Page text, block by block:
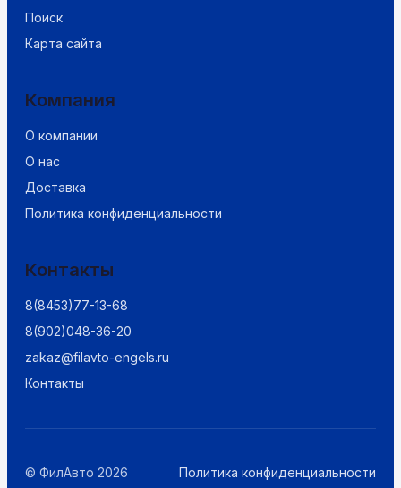
Поиск
Карта сайта
Компания
О компании
О нас
Доставка
Политика конфиденциальности
Контакты
8(8453)77-13-68
8(902)048-36-20
zakaz@filavto-engels.ru
Контакты
© ФилАвто 2026 Политика конфиденциальности